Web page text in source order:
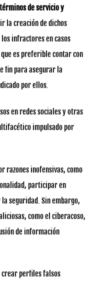
términos de servicio y
la creación de dichos
infractores en casos
es preferible contar con
fin para asegurar la
por ellos.
en redes sociales y otras
impulsado por
razones inofensivas, como
participar en
seguridad. Sin embargo,
como el ciberacoso,
de información
perfiles falsos